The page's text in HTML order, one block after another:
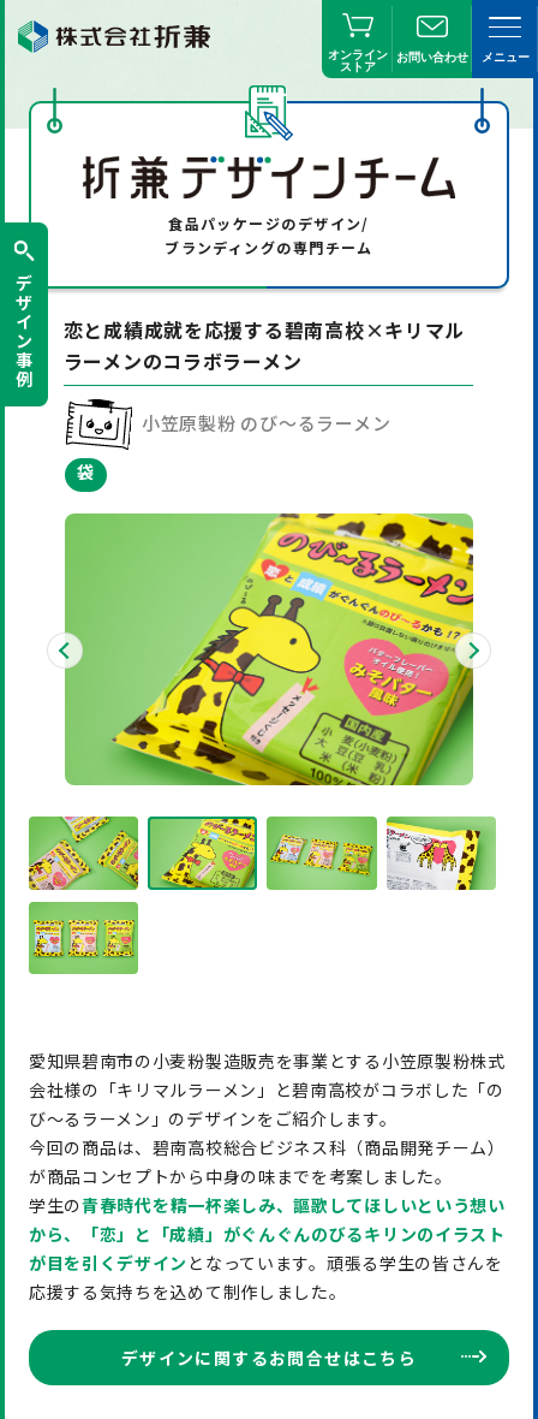
オンライン
ストア
お問い合わせ メニュー
デ
ザ
イ
ン
事
例
食品パッケージのデザイン/
ブランディングの専門チーム
恋と成績成就を応援する碧南高校×キリマル
ラーメンのコラボラーメン
小笠原製粉 のび〜るラーメン
袋
愛知県碧南市の小麦粉製造販売を事業とする小笠原製粉株式
会社様の「キリマルラーメン」と碧南高校がコラボした「の
び〜るラーメン」のデザインをご紹介します。
今回の商品は、碧南高校総合ビジネス科（商品開発チーム）
が商品コンセプトから中身の味までを考案しました。
学生の青春時代を精一杯楽しみ、謳歌してほしいという想い
から、「恋」と「成績」がぐんぐんのびるキリンのイラスト
が目を引くデザイン となっています。頑張る学生の皆さんを
応援する気持ちを込めて制作しました。
デザインに関するお問合せはこちら